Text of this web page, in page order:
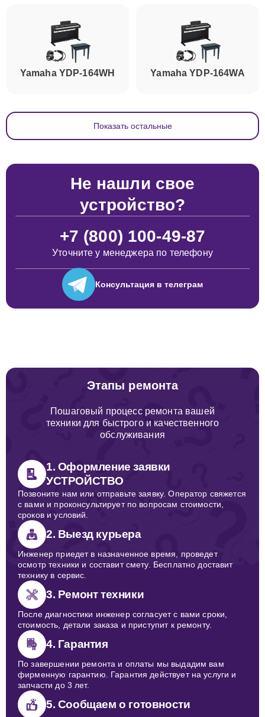
Yamaha YDP-164WH Yamaha YDP-164WA
Показать остальные
Не нашли свое
устройство?
+7 (800) 100-49-87
Уточните у менеджера по телефону
Консультация в телеграм
Этапы ремонта
Пошаговый процесс ремонта вашей
техники для быстрого и качественного
обслуживания
1. Оформление заявки
УСТРОЙСТВО
Позвоните нам или отправьте заявку. Оператор свяжется
с вами и проконсультирует по вопросам стоимости,
сроков и условий.
2. Выезд курьера
Инженер приедет в назначенное время, проведет
осмотр техники и составит смету. Бесплатно доставит
технику в сервис.
3. Ремонт техники
После диагностики инженер согласует с вами сроки,
стоимость, детали заказа и приступит к ремонту.
4. Гарантия
По завершении ремонта и оплаты мы выдадим вам
фирменную гарантию. Гарантия действует на услуги и
запчасти до 3 лет.
5. Сообщаем о готовности